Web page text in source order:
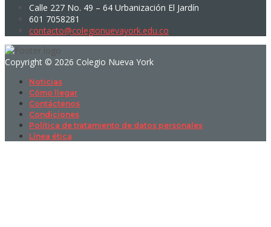
Calle 227 No. 49 – 64 Urbanización El Jardín
601 7058281
contacto@colegionuevayork.edu.co
Copyright © 2026 Colegio Nueva York
Noticias
Cómo llegar
Contáctenos
Condiciones
Política de tratamiento de datos personales
Línea ética